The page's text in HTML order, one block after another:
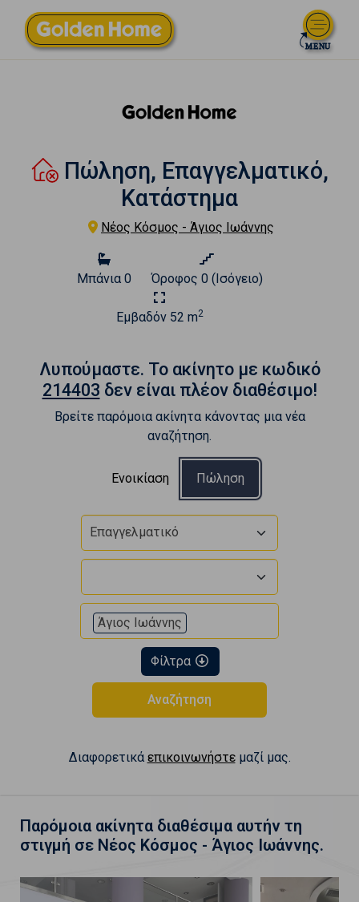
Πώληση, Επαγγελματικό,
Κατάστημα
Νέος Κόσμος - Άγιος Ιωάννης
Μπάνια 0 Όροφος 0 (Ισόγειο)
Εμβαδόν 52 m2
Λυπούμαστε. To ακίνητο με κωδικό
214403 δεν είναι πλέον διαθέσιμο!
Βρείτε παρόμοια ακίνητα κάνοντας μια νέα
αναζήτηση.
Ενοικίαση Πώληση
Επαγγελματικό
Άγιος Ιωάννης
Φίλτρα
Αναζήτηση
Διαφορετικά επικοινωνήστεμαζί μας.
Παρόμοια ακίνητα διαθέσιμα αυτήν τη
στιγμή σε Νέος Κόσμος - Άγιος Ιωάννης.